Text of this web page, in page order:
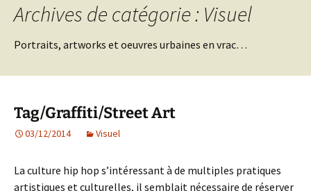
Archives de catégorie : Visuel
Portraits, artworks et oeuvres urbaines en vrac…
Tag/Graffiti/Street Art
03/12/2014 Visuel
La culture hip hop s’intéressant à de multiples pratiques
artistiques et culturelles, il semblait nécessaire de réserver